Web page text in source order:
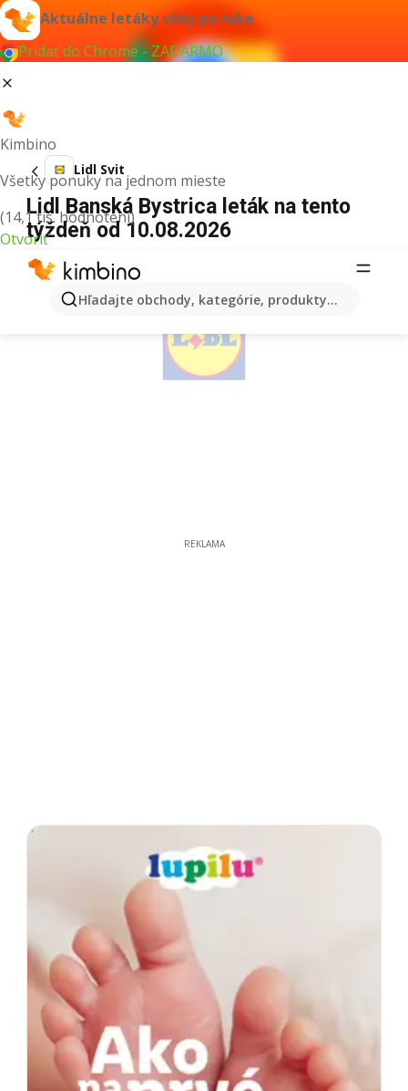
Aktuálne letáky vždy po ruke
Pridať do Chrome - ZADARMO
Kimbino
Všetky ponuky na jednom mieste
(14,1 tis. hodnotení)
Otvoriť
Hľadajte obchody, kategórie, produkty...
Lidl Svit
Lidl Banská Bystrica leták na tento
týždeň od 10.08.2026
REKLAMA